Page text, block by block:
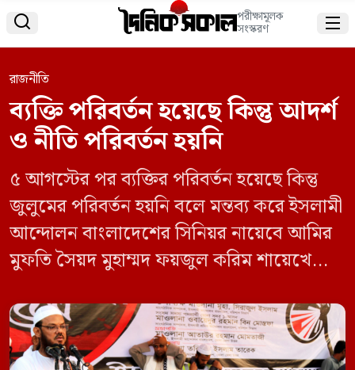
 পরীক্ষামূলক
সংস্করণ 
রাজনীতি
ব্যক্তি পরিবর্তন হয়েছে কিন্তু আদর্শ
ও নীতি পরিবর্তন হয়নি
৫ আগস্টের পর ব্যক্তির পরিবর্তন হয়েছে কিন্তু
জুলুমের পরিবর্তন হয়নি বলে মন্তব্য করে ইসলামী
আন্দোলন বাংলাদেশের সিনিয়র নায়েবে আমির
মুফতি সৈয়দ মুহাম্মদ ফয়জুল করিম শায়েখে
ও বৈষম্য দূর করার জন্য মানুষ জীবন দিয়েছে,
রক্ত দিয়েছে। আমরা ভেবেছিলাম বৈষম্য দূর